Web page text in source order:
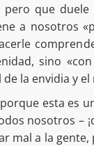
pero que duele
a nosotros
sino
la envidia y el
esta es
nosotros –
mal a la